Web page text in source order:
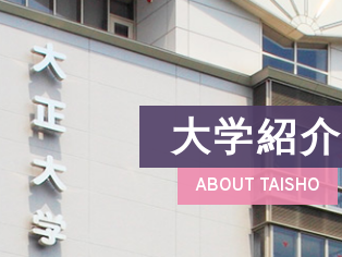
大学紹介
ABOUT TAISHO